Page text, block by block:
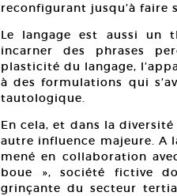
reconfigurant jusqu’à faire
Le langage est aussi un
incarner des phrases
plasticité du langage,
à des formulations qui
tautologique.
En cela, et dans la
autre influence majeure. A
mené en collaboration
boue », société fictive
grinçante du secteur